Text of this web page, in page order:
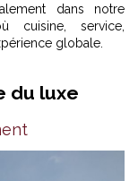
dans notre
cuisine, service,
globale.
du luxe